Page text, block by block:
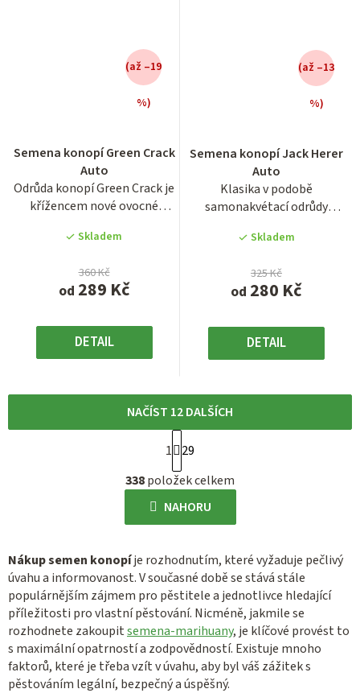
Semena konopí Green Crack
Auto
Odrůda konopí Green Crack je
křížencem nové ovocné
Skladem
od 289 Kč
360 Kč
(až –19
%)
DETAIL
produktu
je
3,7
z
hvězdiček.
Semena konopí Jack Herer
Auto
Klasika v podobě
samonakvétací odrůdy
životním...
Skladem
od 280 Kč
325 Kč
(až –13
%)
DETAIL
produktu
je
3,8
z
hvězdiček.
O
v
l
á
a
c
í
p
r
v
k
NAČÍST 12 DALŠÍCH
S
t
r
á
n
o
v
á
n
í
1
29
338položek celkem
NAHORU
Nákup semen konopíje rozhodnutím, které vyžaduje pečlivý
úvahu a informovanost. V současné době se stává stále
populárnějším zájmem pro pěstitele a jednotlivce hledající
příležitosti pro vlastní pěstování. Nicméně, jakmile se
rozhodnete zakoupitsemena-marihuany, je klíčové provést to
s maximální opatrností a zodpovědností. Existuje mnoho
faktorů, které je třeba vzít v úvahu, aby byl váš zážitek s
pěstováním legální, bezpečný a úspěšný.